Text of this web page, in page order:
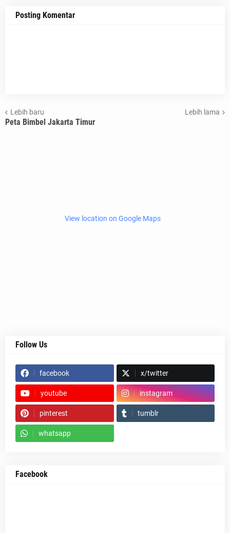
Posting Komentar
Lebih baru Lebih lama
Peta Bimbel Jakarta Timur
View location on Google Maps
Follow Us
facebook x/twitter
youtube instagram
pinterest tumblr
whatsapp
Facebook